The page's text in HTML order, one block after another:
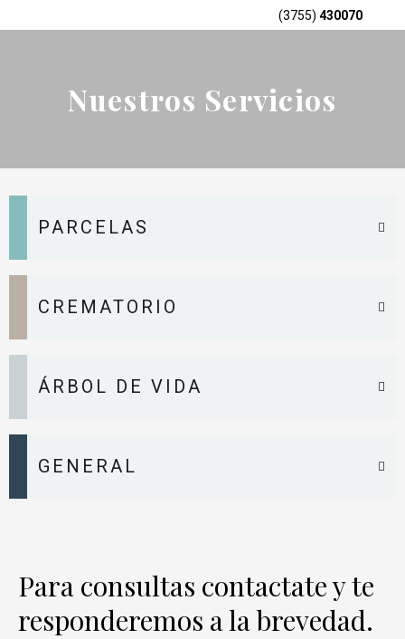
al
(3755) 430070
Nuestros Servicios
PARCELAS
CREMATORIO
ÁRBOL DE VIDA
GENERAL
Para consultas contactate y te
responderemos a la brevedad.